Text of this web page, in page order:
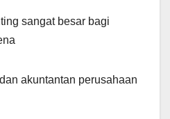
sangat besar bagi
akuntantan perusahaan